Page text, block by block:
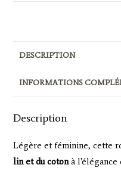
blush
DESCRIPTION
INFORMATIONS
Description
Légère et féminine, cette
lin et du cotonà l’élégance